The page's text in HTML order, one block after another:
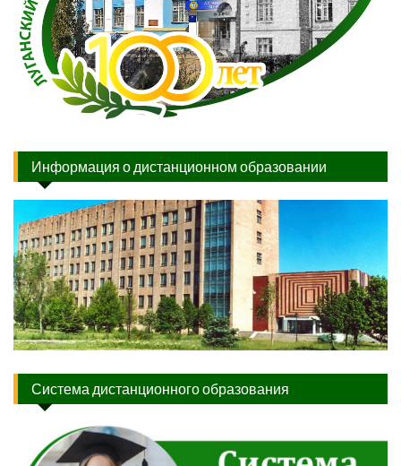
Информация о дистанционном образовании
Система дистанционного образования